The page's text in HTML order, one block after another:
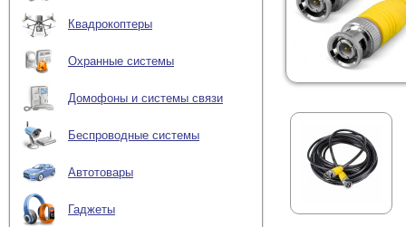
Квадрокоптеры
Охранные системы
Домофоны и системы связи
Беспроводные системы
Автотовары
Гаджеты